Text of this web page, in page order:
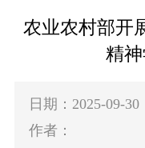
农业农村部开
精
日期：2025-09-30
作者：